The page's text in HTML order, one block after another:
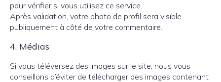
pour vérifier si vous utilisez ce service.
Après validation, votre photo de profil sera visible
publiquement à côté de votre commentaire.
4. Médias
Si vous téléversez des images sur le site, nous vous
conseillons d’éviter de télécharger des images contenant